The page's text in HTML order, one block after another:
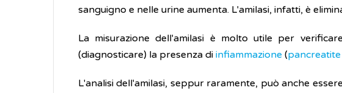
sanguigno e nelle urine aumenta. L'amilasi, infatti, è
La misurazione dell'amilasi è molto utile per
(diagnosticare) la presenza di infiammazione (
L'analisi dell'amilasi, seppur raramente, può anche